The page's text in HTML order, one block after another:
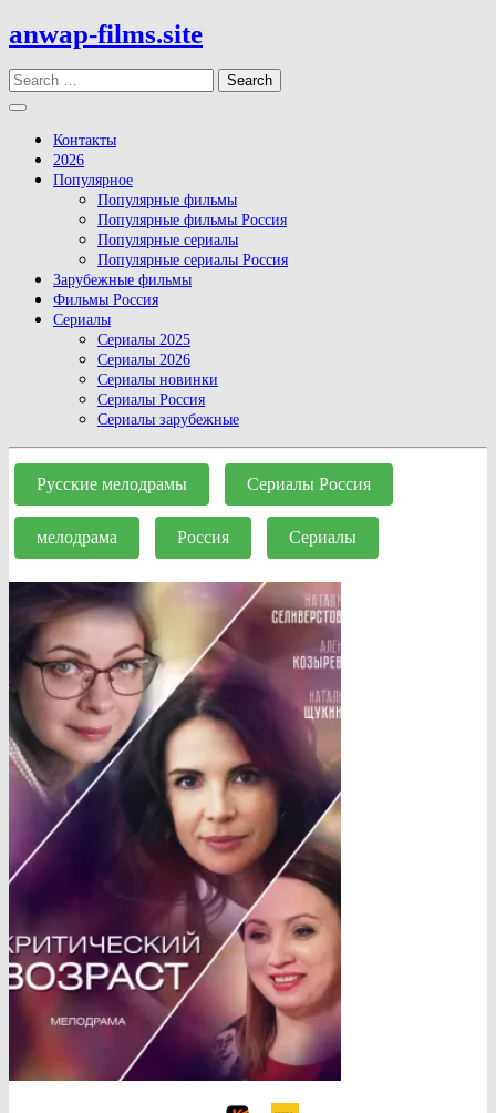
Skip
to
content
anwap-films.site
Search
Open
Button
Контакты
2026
Популярное
Популярные фильмы
Популярные фильмы Россия
Популярные сериалы
Популярные сериалы Россия
Зарубежные фильмы
Фильмы Россия
Сериалы
Сериалы 2025
Сериалы 2026
Сериалы новинки
Сериалы Россия
Сериалы зарубежные
Close
Button
Русские мелодрамы Сериалы Россия
мелодрама Россия Сериалы